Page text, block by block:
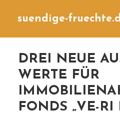
suendige-
DREI NEUE
WERTE FÜR
FONDS „VE-RI